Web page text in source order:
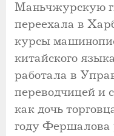
Маньчжурскую
переехала в
курсы
китайского
работала в
переводчицей и
как дочь
году